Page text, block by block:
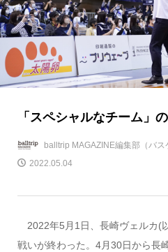
「スペシャルなチーム」
balltrip MAGAZINE編集部（バス
2022.05.04
2022年5月1日、長崎ヴェルカ(
戦いが終わった。4月30日から長